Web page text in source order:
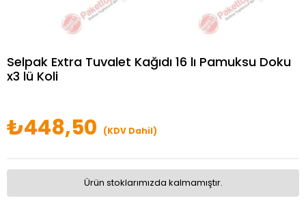
Selpak Extra Tuvalet Kağıdı 16 lı Pamuksu Doku
x3 lü Koli
₺448,50 (KDV Dahil)
Ürün stoklarımızda kalmamıştır.